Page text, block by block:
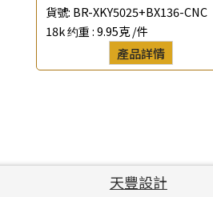
貨號: BR-XKY5025+BX136-CNC
18k 约重 :9.95克 /件
產品詳情
天豐設計